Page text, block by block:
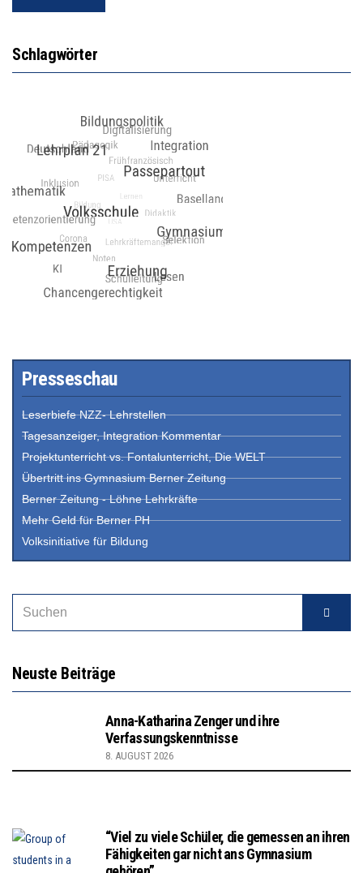
Schlagwörter
Presseschau
Leserbiefe NZZ- Lehrstellen
Tagesanzeiger, Integration Kommentar
Projektunterricht vs. Fontalunterricht, Die WELT
Übertritt ins Gymnasium Berner Zeitung
Berner Zeitung - Löhne Lehrkräfte
Mehr Geld für Berner PH
Volksinitiative für Bildung
Neuste Beiträge
Anna-Katharina Zenger und ihre
Verfassungskenntnisse
8. AUGUST 2026
“Viel zu viele Schüler, die gemessen an ihren
Fähigkeiten gar nicht ans Gymnasium